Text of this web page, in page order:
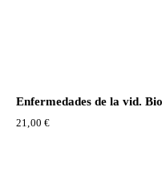
Enfermedades de la vid.
21,00€